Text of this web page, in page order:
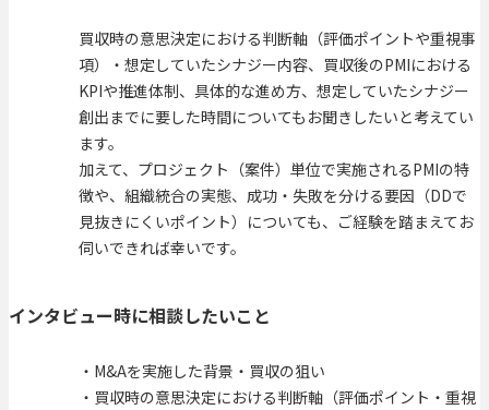
買収時の意思決定における判断軸（評価ポイントや重視事
項）・想定していたシナジー内容、買収後のPMIにおける
KPIや推進体制、具体的な進め方、想定していたシナジー
創出までに要した時間についてもお聞きしたいと考えてい
ます。
加えて、プロジェクト（案件）単位で実施されるPMIの特
徴や、組織統合の実態、成功・失敗を分ける要因（DDで
見抜きにくいポイント）についても、ご経験を踏まえてお
伺いできれば幸いです。
インタビュー時に相談したいこと
・M&Aを実施した背景・買収の狙い
・買収時の意思決定における判断軸（評価ポイント・重視